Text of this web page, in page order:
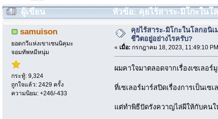
ผู้เขียน
หัวข้อ: คุยไร้สาระ-มิโกะในโ
(อ่าน 4196 ครั้ง)
samuison
ยอดกวีแห่งเขาเซนนิคุมะ
จอมทัพหมีหนุ่ม
กระทู้: 9,324
ถูกใจแล้ว: 2429 ครั้ง
ความนิยม: +246/-433
คุยไร้สาระ-มิโกะในโลกอนิ
ชีวิตอยู่อย่างไรครับ?
« เมื่อ: กรกฎาคม 18, 2023, 11:49:10
ผมคาใจมาตลอดจากเรื่องเซเลอร์
ที่เซเลอร์มาร์สปิดเรื่องการเป็นเซ
แต่ทำพิธีปัดรังควาญไล่ผีให้กับคนใ